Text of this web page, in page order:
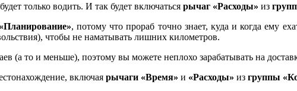
только водить. И так будет включаться рычаг «Расходы» из
, потому что прораб точно знает, куда и когда ему
чтобы не наматывать лишних километров.
(а то и меньше), поэтому вы можете неплохо зарабатывать на
включая рычаги «Время» и «Расходы» из группы